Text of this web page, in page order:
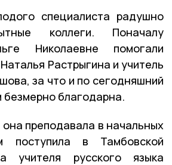
специалиста радушно
коллеги. Поначалу
Николаевне помогали
Растрыгина и учитель
за что и по сегодняшний
безмерно благодарна.
преподавала в начальных
поступила в Тамбовской
учителя русского языка